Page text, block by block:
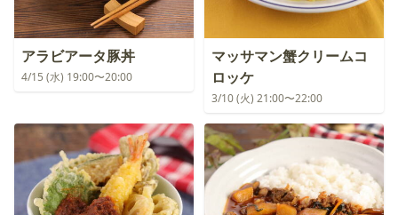
アラビアータ豚丼
4/15 (水) 19:00〜20:00
マッサマン蟹クリームコ
ロッケ
3/10 (火) 21:00〜22:00